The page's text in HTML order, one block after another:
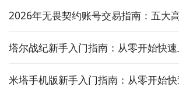
2026年无畏契约账号交易指南：五大
塔尔战纪新手入门指南：从零开始快速
米塔手机版新手入门指南：从零开始快